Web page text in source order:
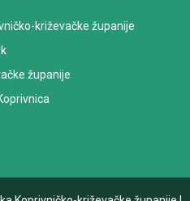
križevačke županije
županije